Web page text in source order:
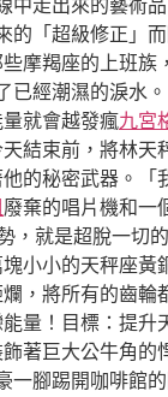
的「超級修正」
摩羯座的上班族
已經潮濕的淚水
就會越發瘋九宮
結束前，將林天
的秘密武器。「
廢棄的唱片機和一
，就是超脫一切
小小的天秤座黃
，將所有的齒輪
量！目標：提升
著巨大公牛角的
腳踢開咖啡館的